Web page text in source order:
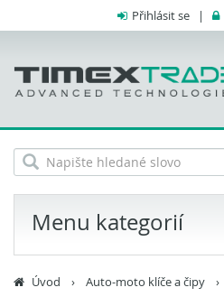
Přihlásit se |
Menu kategorií
Úvod › Auto-moto klíče a čipy ›